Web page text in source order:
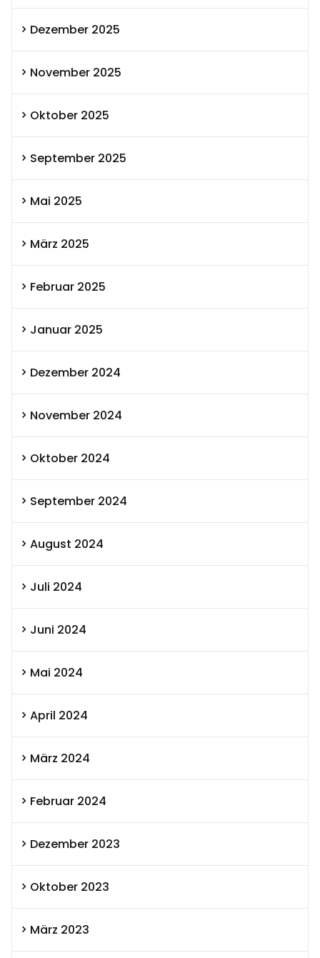
Dezember 2025
November 2025
Oktober 2025
September 2025
Mai 2025
März 2025
Februar 2025
Januar 2025
Dezember 2024
November 2024
Oktober 2024
September 2024
August 2024
Juli 2024
Juni 2024
Mai 2024
April 2024
März 2024
Februar 2024
Dezember 2023
Oktober 2023
März 2023